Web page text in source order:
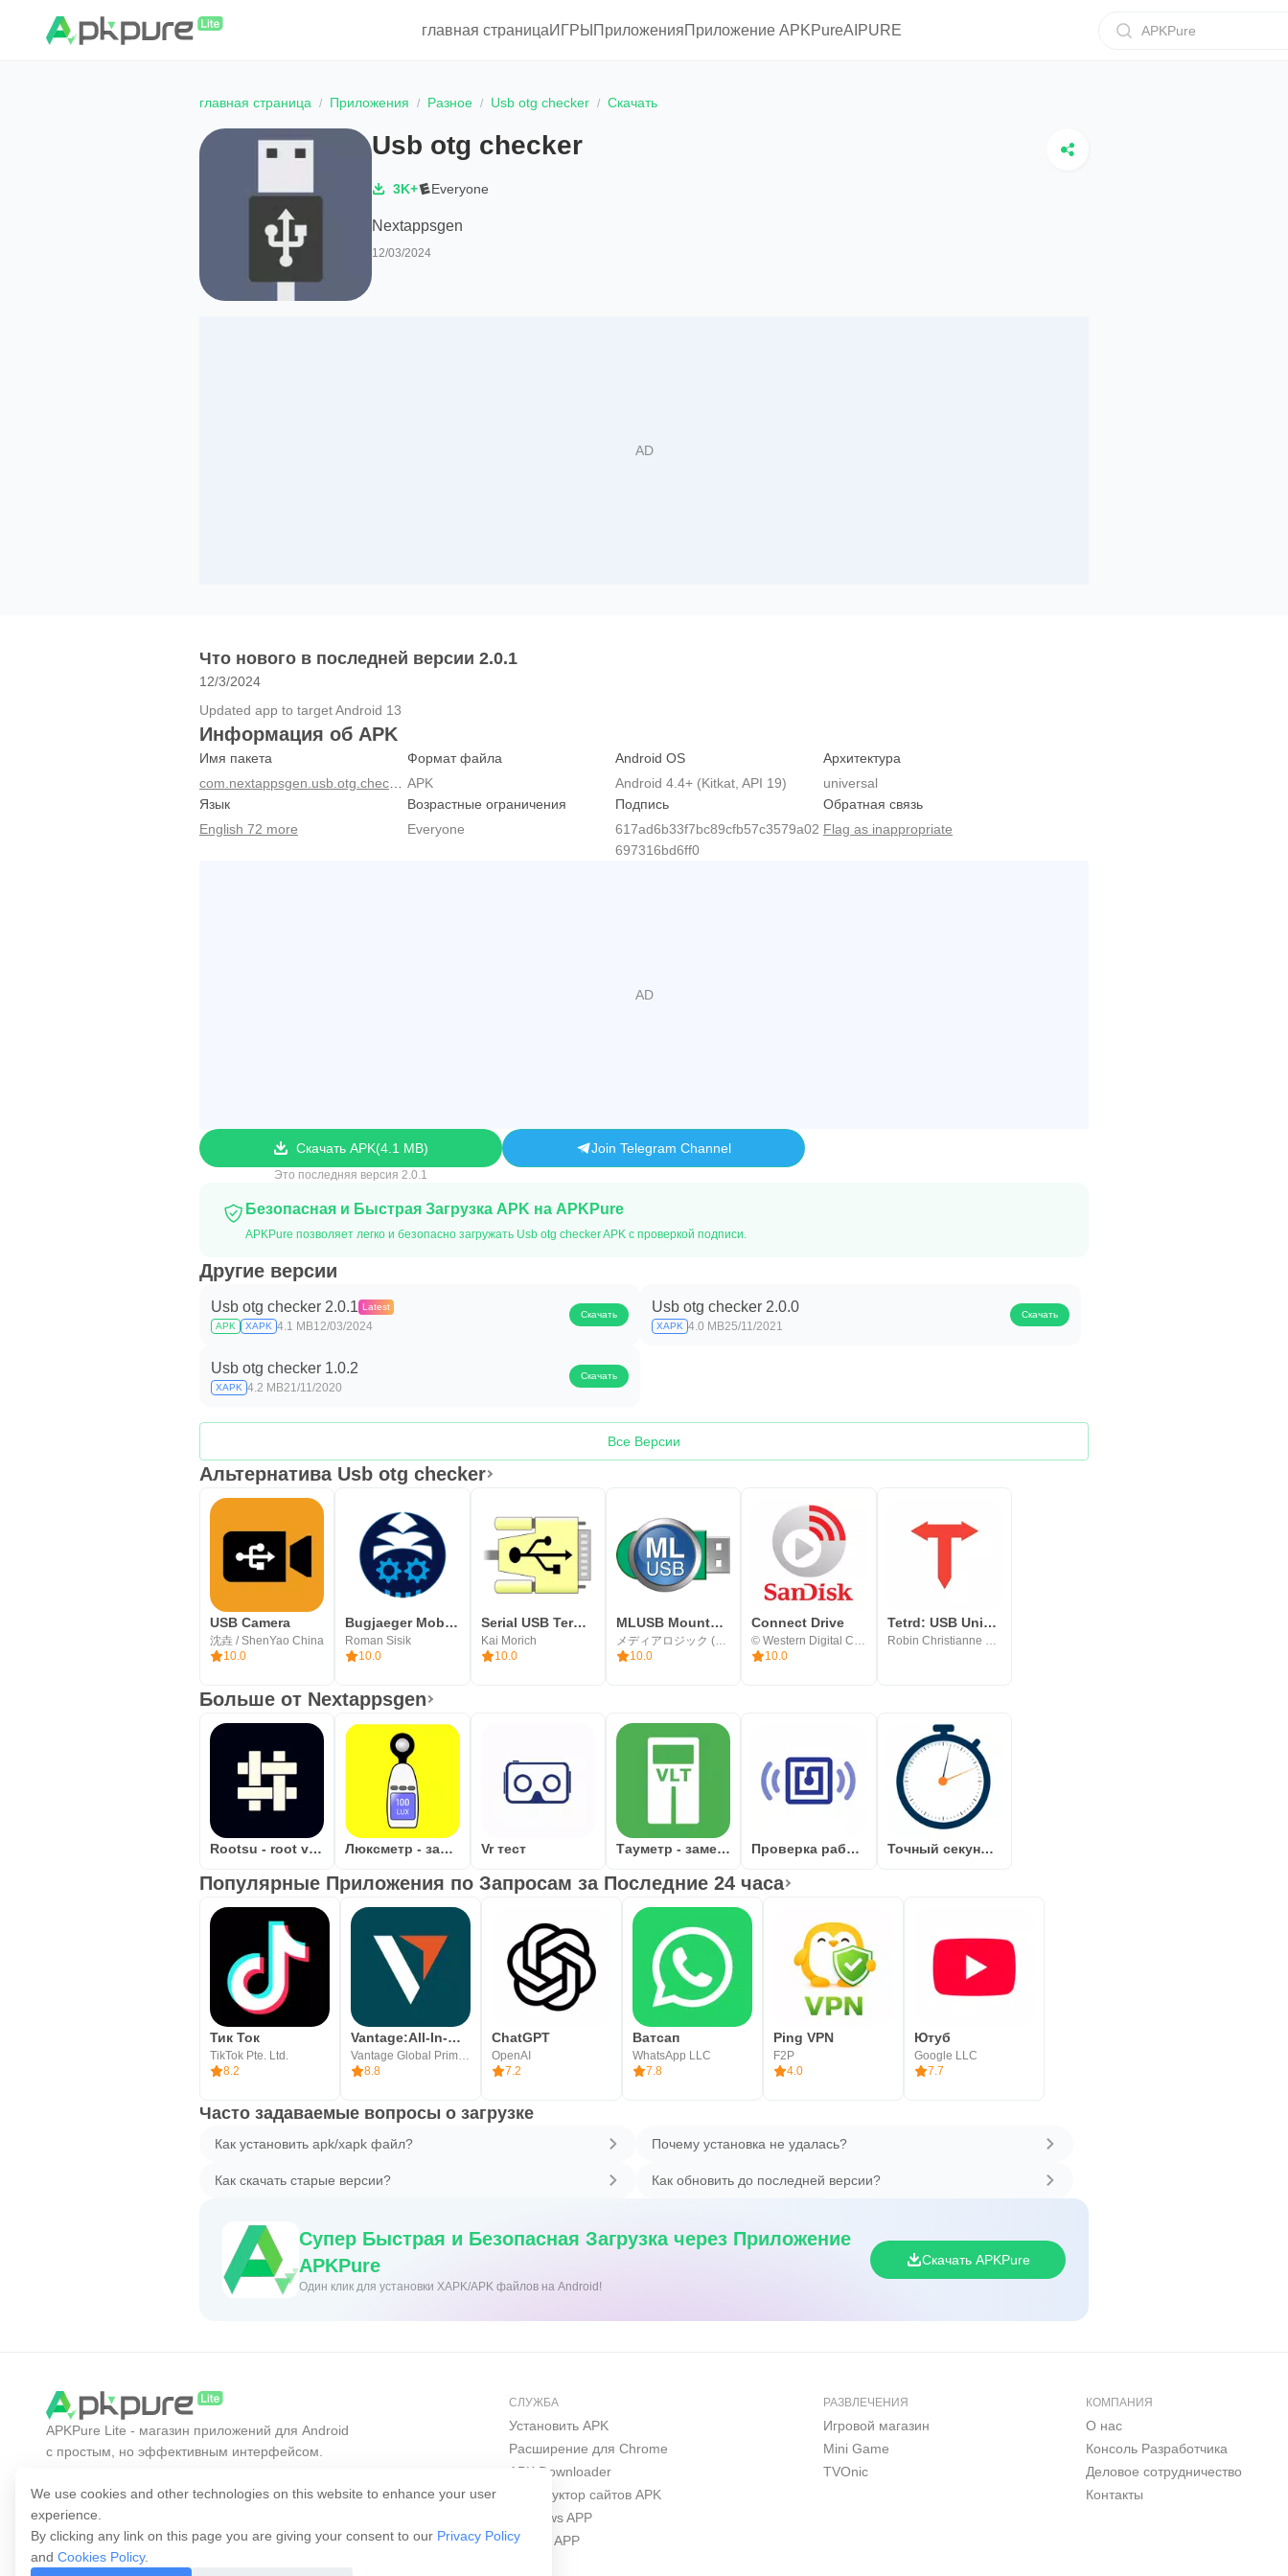
главная страницаИГРЫ ПриложенияПриложение APKPureAIPURE APKPure
главная страница Приложения Разное Usb otg checker Скачать
Usb otg checker
3K+ Everyone
Nextappsgen
12/03/2024
Что нового в последней версии 2.0.1
12/3/2024
Updated app to target Android 13
Информация об APK
Имя пакета
Формат файла
APK
Android OS
Android 4.4+ (Kitkat, API 19)
Архитектура
universal
Язык
English 72 more
Возрастные ограничения
Everyone
Подпись
617ad6b33f7bc89cfb57c3579a02
697316bd6ff0
Обратная связь
Flag as inappropriate
Это последняя версия 2.0.1
Скачать APK 4.1 MB Join Telegram Channel
Безопасная и Быстрая Загрузка APK на APKPure
APKPure позволяет легко и безопасно загружать Usb otg checker APK с проверкой подписи.
Другие версии
Usb otg checker 2.0.1 Latest
APK
XAPK 4.1 MB12/03/2024
Скачать Usb otg checker 2.0.0
XAPK 4.0 MB25/11/2021
Скачать
Usb otg checker 1.0.2
XAPK 4.2 MB21/11/2020
Скачать
Все Версии
Альтернатива Usb otg checker
USB Camera
沈垚 / ShenYao China
10.0
Bugjaeger Mobile ADB - USB OTG
Roman Sisik
10.0
Serial USB Terminal
Kai Morich
10.0
MLUSB Mounter: менеджер файлов
メディアロジック (Media Logic, corp.)
10.0
Connect Drive
© Western Digital Corporation or its affiliates.
10.0
Tetrd: USB Universal Tethering
Robin Christianne Juson
Больше от Nextappsgen
Rootsu - root validator Люксметр - замер освещённости Vr тест Тауметр - замер тонировки Проверка работы nfc Точный секундомер на русском
Популярные Приложения по Запросам за Последние 24 часа
Тик Ток
TikTok Pte. Ltd.
8.2
Vantage:All-In-One Trading App
8.8
ChatGPT
OpenAI
7.2
Ватсап
WhatsApp LLC
7.8
Ping VPN
F2P
4.0
Ютуб
Google LLC
7.7
Часто задаваемые вопросы о загрузке
Как установить apk/xapk файл? Почему установка не удалась?
Как скачать старые версии? Как обновить до последней версии?
Супер Быстрая и Безопасная Загрузка через Приложение
APKPure
Один клик для установки XAPK/APK файлов на Android!
Скачать APKPure
We use cookies and other technologies on this website to enhance your user
experience.
By clicking any link on this page you are giving your consent to our Privacy Policy
and Cookies Policy.
APKPure Lite - магазин приложений для Android
с простым, но эффективным интерфейсом.
быстрее и безопаснее.
СЛУЖБА
Установить APK
Расширение для Chrome
APK Downloader
Конструктор сайтов APK
Windows APP
iPhone APP
РАЗВЛЕЧЕНИЯ
Игровой магазин
Mini Game
TVOnic
КОМПАНИЯ
О нас
Консоль Pазработчика
Деловое сотрудничество
Контакты